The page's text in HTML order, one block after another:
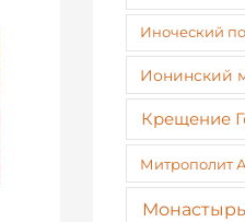
Иноческий
Ионинский
Крещение
Митрополит